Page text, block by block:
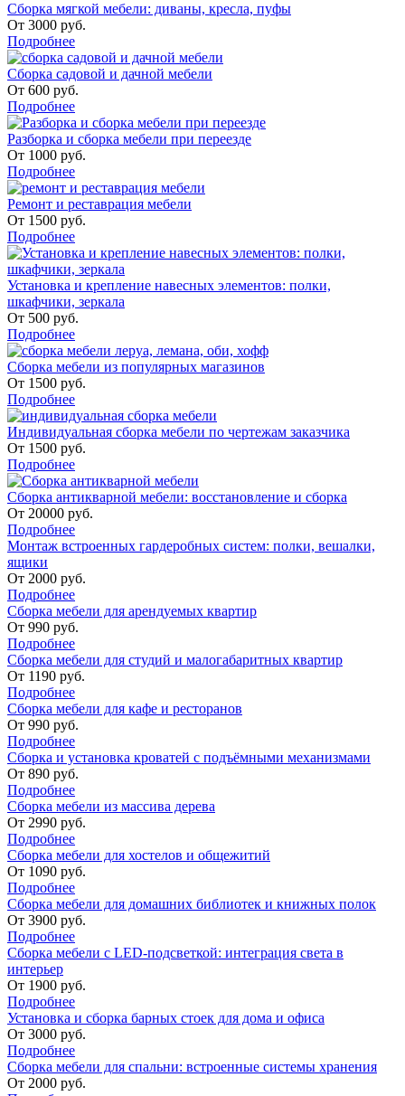
Сборка мягкой мебели: диваны, кресла, пуфы
От 3000 руб.
Подробнее
Сборка садовой и дачной мебели
От 600 руб.
Подробнее
Разборка и сборка мебели при переезде
От 1000 руб.
Подробнее
Ремонт и реставрация мебели
От 1500 руб.
Подробнее
Установка и крепление навесных элементов: полки,
шкафчики, зеркала
От 500 руб.
Подробнее
Сборка мебели из популярных магазинов
От 1500 руб.
Подробнее
Индивидуальная сборка мебели по чертежам заказчика
От 1500 руб.
Подробнее
Сборка антикварной мебели: восстановление и сборка
От 20000 руб.
Подробнее
Монтаж встроенных гардеробных систем: полки, вешалки,
ящики
От 2000 руб.
Подробнее
Сборка мебели для арендуемых квартир
От 990 руб.
Подробнее
Сборка мебели для студий и малогабаритных квартир
От 1190 руб.
Подробнее
Сборка мебели для кафе и ресторанов
От 990 руб.
Подробнее
Сборка и установка кроватей с подъёмными механизмами
От 890 руб.
Подробнее
Сборка мебели из массива дерева
От 2990 руб.
Подробнее
Сборка мебели для хостелов и общежитий
От 1090 руб.
Подробнее
Сборка мебели для домашних библиотек и книжных полок
От 3900 руб.
Подробнее
Сборка мебели с LED-подсветкой: интеграция света в
интерьер
От 1900 руб.
Подробнее
Установка и сборка барных стоек для дома и офиса
От 3000 руб.
Подробнее
Сборка мебели для спальни: встроенные системы хранения
От 2000 руб.